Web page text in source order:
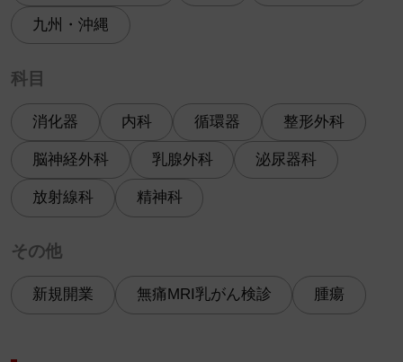
九州・沖縄
科目
消化器 内科 循環器 整形外科
脳神経外科 乳腺外科 泌尿器科
放射線科 精神科
その他
新規開業 無痛MRI乳がん検診 腫瘍